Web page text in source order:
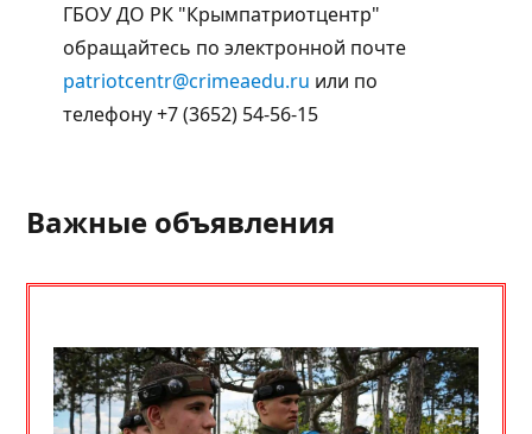
ГБОУ ДО РК "Крымпатриотцентр"
обращайтесь по электронной почте
patriotcentr@crimeaedu.ru или по
телефону +7 (3652) 54-56-15
Важные объявления